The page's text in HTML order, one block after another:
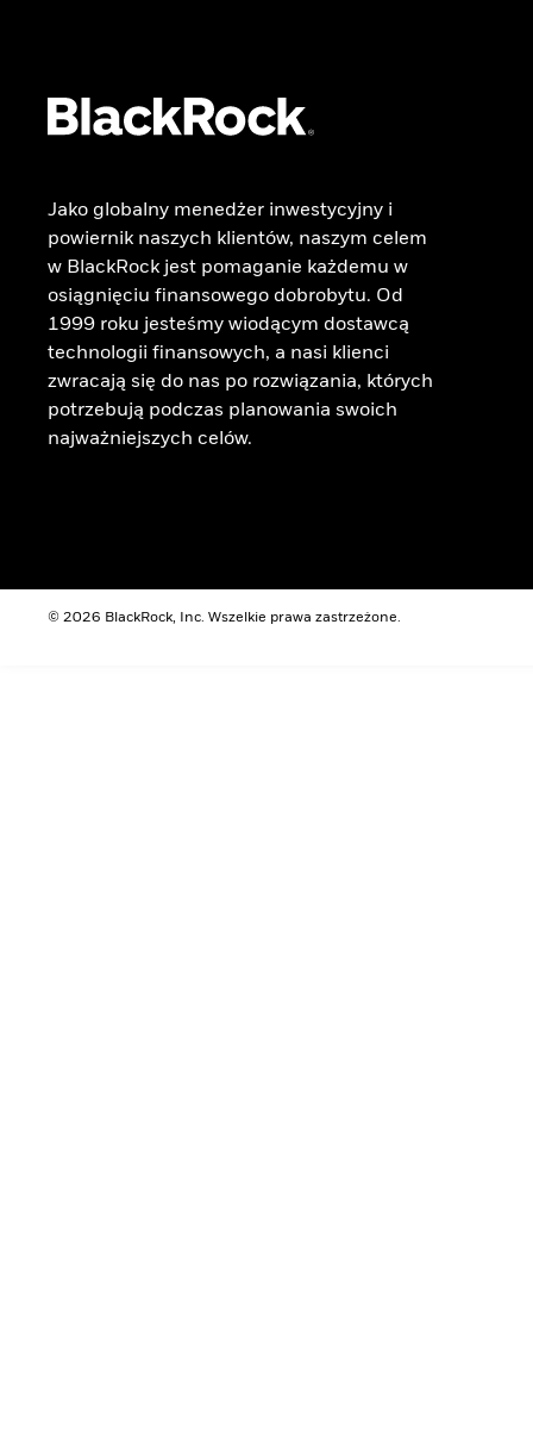
Jako globalny menedżer inwestycyjny i
powiernik naszych klientów, naszym celem
w BlackRock jest pomaganie każdemu w
osiągnięciu finansowego dobrobytu. Od
1999 roku jesteśmy wiodącym dostawcą
technologii finansowych, a nasi klienci
zwracają się do nas po rozwiązania, których
potrzebują podczas planowania swoich
najważniejszych celów.
© 2026 BlackRock, Inc. Wszelkie prawa zastrzeżone.